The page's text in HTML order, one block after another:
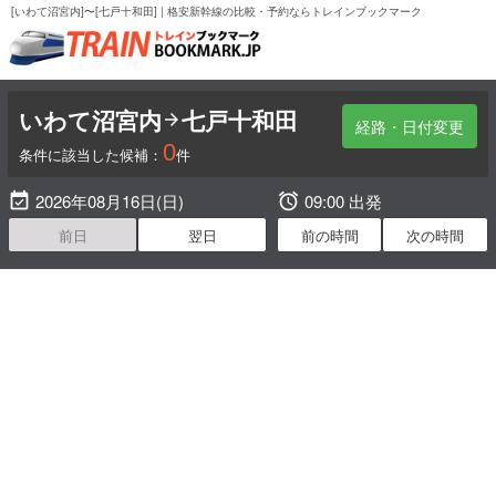
[いわて沼宮内]〜[七戸十和田] | 格安新幹線の比較・予約ならトレインブックマーク
経路・日付変更
いわて沼宮内 七戸十和田
条件に該当した候補： 0件
 2026年08月16日(日)
前日 翌日
 09:00 出発
前の時間 次の時間